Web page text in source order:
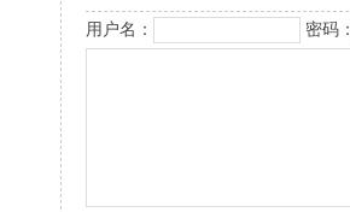
用户名： 密码：